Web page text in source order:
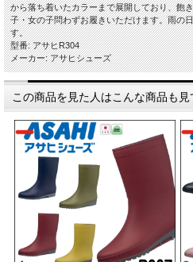
から落ち着いたカラーまで展開しており、飽
子・女の子問わずお履きいただけます。雨の
す。
型番: アサヒR304
メーカー: アサヒシューズ
この商品を見た人はこんな商品も見